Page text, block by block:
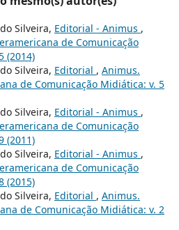
Silveira, Editorial - Animus ,
de Comunicação
(2014)
Silveira, Editorial , Animus.
de Comunicação Midiática: v. 5
Silveira, Editorial - Animus ,
de Comunicação
(2011)
Silveira, Editorial - Animus ,
de Comunicação
(2015)
Silveira, Editorial , Animus.
de Comunicação Midiática: v. 2